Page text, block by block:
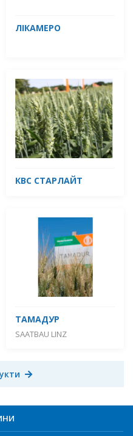
ЛІКАМЕРО
КВС СТАРЛАЙТ
ТАМАДУР
SAATBAU LINZ